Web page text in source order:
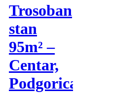
Trosoban
stan
95m² –
Centar,
Podgorica